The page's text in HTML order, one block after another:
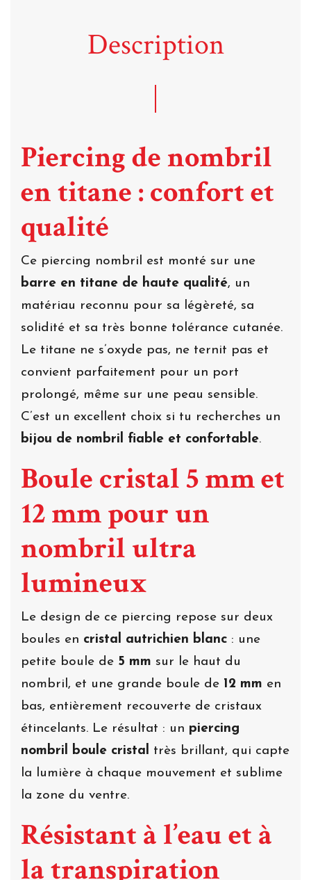
Description
Piercing de nombril
en titane : confort et
qualité
Ce piercing nombril est monté sur une
barre en titane de haute qualité, un
matériau reconnu pour sa légèreté, sa
solidité et sa très bonne tolérance cutanée.
Le titane ne s’oxyde pas, ne ternit pas et
convient parfaitement pour un port
prolongé, même sur une peau sensible.
C’est un excellent choix si tu recherches un
bijou de nombril fiable et confortable.
Boule cristal 5 mm et
12 mm pour un
nombril ultra
lumineux
Le design de ce piercing repose sur deux
boules en cristal autrichien blanc : une
petite boule de 5 mm sur le haut du
nombril, et une grande boule de 12 mm en
bas, entièrement recouverte de cristaux
étincelants. Le résultat : un piercing
nombril boule cristal
très brillant, qui capte
la lumière à chaque mouvement et sublime
la zone du ventre.
Résistant à l’eau et à
la transpiration